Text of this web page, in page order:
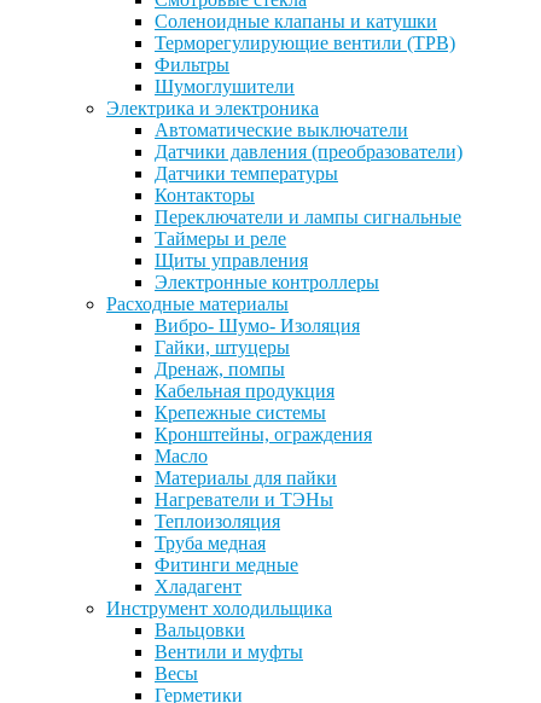
Соленоидные клапаны и катушки
Терморегулирующие вентили (ТРВ)
Фильтры
Шумоглушители
Электрика и электроника
Автоматические выключатели
Датчики давления (преобразователи)
Датчики температуры
Контакторы
Переключатели и лампы сигнальные
Таймеры и реле
Щиты управления
Электронные контроллеры
Расходные материалы
Вибро- Шумо- Изоляция
Гайки, штуцеры
Дренаж, помпы
Кабельная продукция
Крепежные системы
Кронштейны, ограждения
Масло
Материалы для пайки
Нагреватели и ТЭНы
Теплоизоляция
Труба медная
Фитинги медные
Хладагент
Инструмент холодильщика
Вальцовки
Вентили и муфты
Весы
Герметики